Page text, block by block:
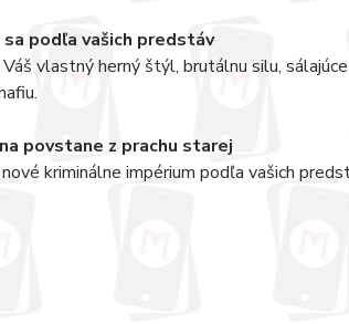
podľa vašich predstáv
vlastný herný štýl, brutálnu silu,
povstane z prachu starej
kriminálne impérium podľa vašich